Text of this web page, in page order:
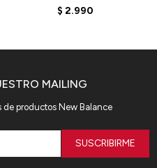
V3 - M4139MM - GREY
$ 2.990
MAILING
de productos New Balance
SUSCRIBIRME